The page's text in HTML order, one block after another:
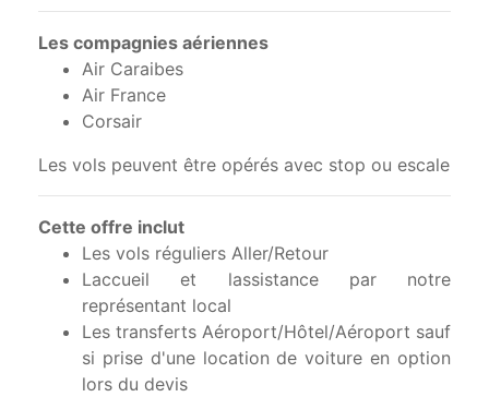
Les compagnies aériennes
Air Caraibes
Air France
Corsair
Les vols peuvent être opérés avec stop ou escale
Cette offre inclut
Les vols réguliers Aller/Retour
Laccueil et lassistance par notre
représentant local
Les transferts Aéroport/Hôtel/Aéroport sauf
si prise d'une location de voiture en option
lors du devis